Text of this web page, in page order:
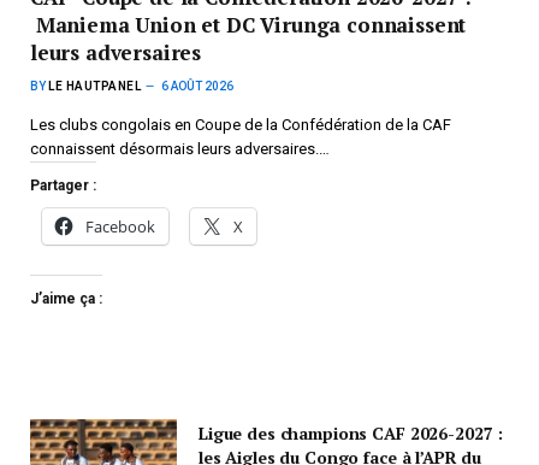
Maniema Union et DC Virunga connaissent
leurs adversaires
BY LE HAUTPANEL 6 AOÛT 2026
Les clubs congolais en Coupe de la Confédération de la CAF
connaissent désormais leurs adversaires.…
Partager :
Facebook X
J’aime ça :
Ligue des champions CAF 2026-2027 :
les Aigles du Congo face à l’APR du